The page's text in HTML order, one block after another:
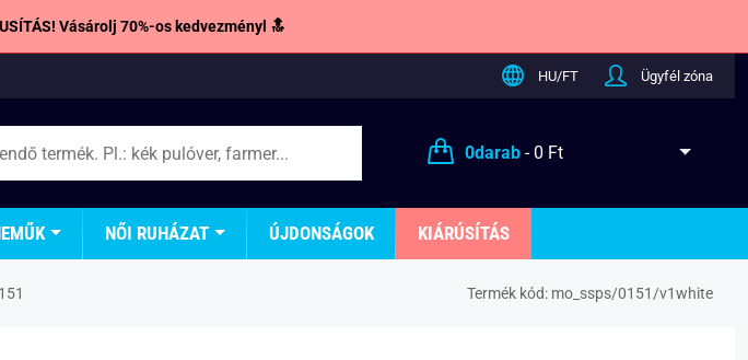
Vásárolj 70%-os kedvezményl 🔝
HU/FT Ügyfél zóna
0darab- 0 Ft
NŐI RUHÁZAT ÚJDONSÁGOK KIÁRÚSÍTÁS
Termék kód: mo_ssps/0151/v1white